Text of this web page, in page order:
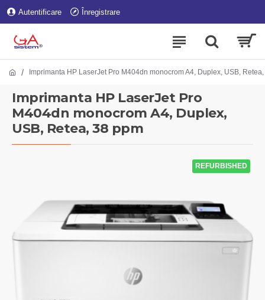
Autentificare Înregistrare
Imprimanta HP LaserJet Pro M404dn monocrom A4, Duplex, USB,
Imprimanta HP LaserJet Pro
M404dn monocrom A4, Duplex,
USB, Retea, 38 ppm
REFURBISHED